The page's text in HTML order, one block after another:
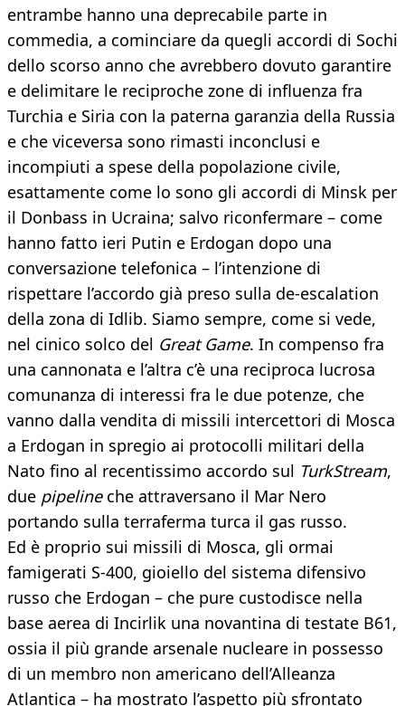
entrambe hanno una deprecabile parte in
commedia, a cominciare da quegli accordi di Sochi
dello scorso anno che avrebbero dovuto garantire
e delimitare le reciproche zone di influenza fra
Turchia e Siria con la paterna garanzia della Russia
e che viceversa sono rimasti inconclusi e
incompiuti a spese della popolazione civile,
esattamente come lo sono gli accordi di Minsk per
il Donbass in Ucraina; salvo riconfermare – come
hanno fatto ieri Putin e Erdogan dopo una
conversazione telefonica – l’intenzione di
rispettare l’accordo già preso sulla de-escalation
della zona di Idlib. Siamo sempre, come si vede,
nel cinico solco del Great Game. In compenso fra
una cannonata e l’altra c’è una reciproca lucrosa
comunanza di interessi fra le due potenze, che
vanno dalla vendita di missili intercettori di Mosca
a Erdogan in spregio ai protocolli militari della
Nato fino al recentissimo accordo sul TurkStream,
due pipelineche attraversano il Mar Nero
portando sulla terraferma turca il gas russo.
Ed è proprio sui missili di Mosca, gli ormai
famigerati S-400, gioiello del sistema difensivo
russo che Erdogan – che pure custodisce nella
base aerea di Incirlik una novantina di testate B61,
ossia il più grande arsenale nucleare in possesso
di un membro non americano dell’Alleanza
Atlantica – ha mostrato l’aspetto più sfrontato